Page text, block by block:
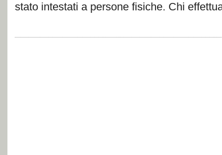
stato intestati a persone fisiche. Chi